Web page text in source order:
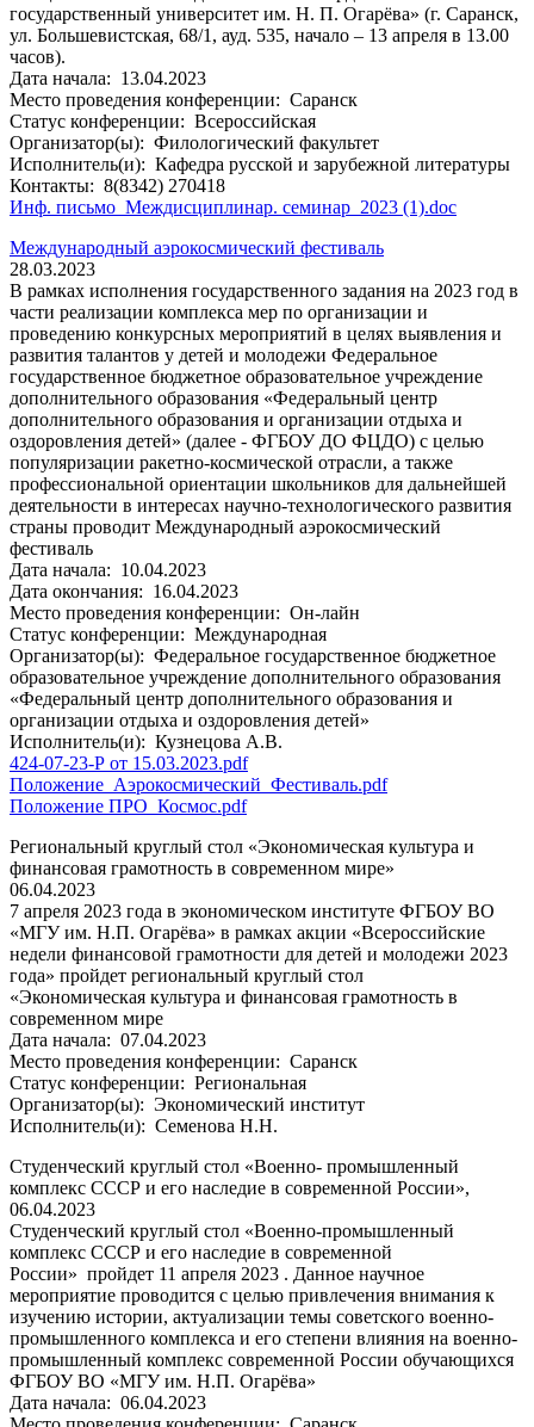
государственный университет им. Н. П. Огарёва» (г. Саранск,
ул. Большевистская, 68/1, ауд. 535, начало – 13 апреля в 13.00
часов).
Дата начала: 13.04.2023
Место проведения конференции: Саранск
Статус конференции: Всероссийская
Организатор(ы): Филологический факультет
Исполнитель(и): Кафедра русской и зарубежной литературы
Контакты: 8(8342) 270418
Инф. письмо_Междисциплинар. семинар_2023 (1).doc
Международный аэрокосмический фестиваль
28.03.2023
В рамках исполнения государственного задания на 2023 год в
части реализации комплекса мер по организации и
проведению конкурсных мероприятий в целях выявления и
развития талантов у детей и молодежи Федеральное
государственное бюджетное образовательное учреждение
дополнительного образования «Федеральный центр
дополнительного образования и организации отдыха и
оздоровления детей» (далее - ФГБОУ ДО ФЦДО) с целью
популяризации ракетно-космической отрасли, а также
профессиональной ориентации школьников для дальнейшей
деятельности в интересах научно-технологического развития
страны проводит Международный аэрокосмический
фестиваль
Дата начала: 10.04.2023
Дата окончания: 16.04.2023
Место проведения конференции: Он-лайн
Статус конференции: Международная
Организатор(ы): Федеральное государственное бюджетное
образовательное учреждение дополнительного образования
«Федеральный центр дополнительного образования и
организации отдыха и оздоровления детей»
Исполнитель(и): Кузнецова А.В.
424-07-23-Р от 15.03.2023.pdf
Положение_Аэрокосмический_Фестиваль.pdf
Положение ПРО_Космос.pdf
Региональный круглый стол «Экономическая культура и
финансовая грамотность в современном мире»
06.04.2023
7 апреля 2023 года в экономическом институте ФГБОУ ВО
«МГУ им. Н.П. Огарёва» в рамках акции «Всероссийские
недели финансовой грамотности для детей и молодежи 2023
года» пройдет региональный круглый стол
«Экономическая культура и финансовая грамотность в
современном мире
Дата начала: 07.04.2023
Место проведения конференции: Саранск
Статус конференции: Региональная
Организатор(ы): Экономический институт
Исполнитель(и): Семенова Н.Н.
Студенческий круглый стол «Военно- промышленный
комплекс СССР и его наследие в современной России»,
06.04.2023
Студенческий круглый стол «Военно-промышленный
комплекс СССР и его наследие в современной
России» пройдет 11 апреля 2023 . Данное научное
мероприятие проводится с целью привлечения внимания к
изучению истории, актуализации темы советского военно-
промышленного комплекса и его степени влияния на военно-
промышленный комплекс современной России обучающихся
ФГБОУ ВО «МГУ им. Н.П. Огарёва»
Дата начала: 06.04.2023